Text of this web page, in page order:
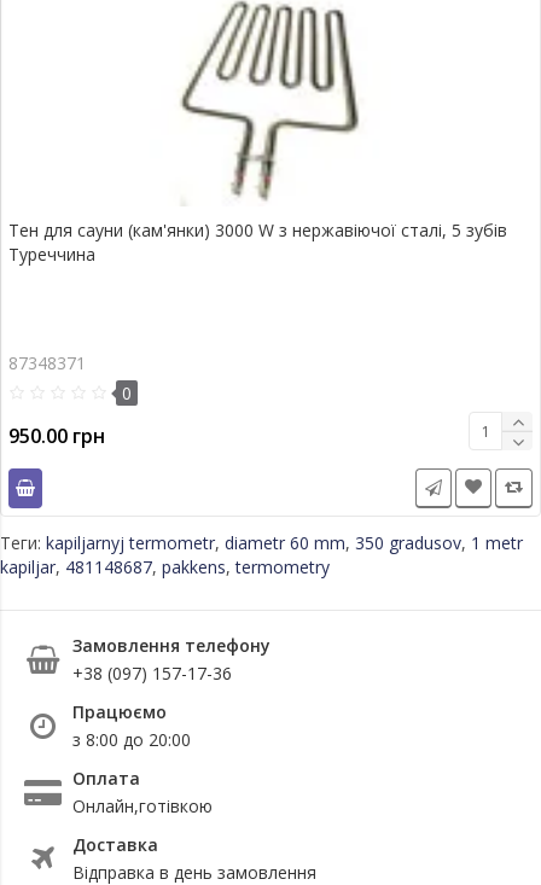
Тен для сауни (кам'янки) 3000 W з нержавіючої сталі, 5 зубів
Туреччина
87348371
0
950.00 грн
Теги: kapiljarnyj termometr, diametr 60 mm, 350 gradusov, 1 metr
kapiljar, 481148687, pakkens,termometry
Замовлення телефону
+38 (097) 157-17-36
Працюємо
з 8:00 до 20:00
Оплата
Онлайн,готівкою
Доставка
Відправка в день замовлення